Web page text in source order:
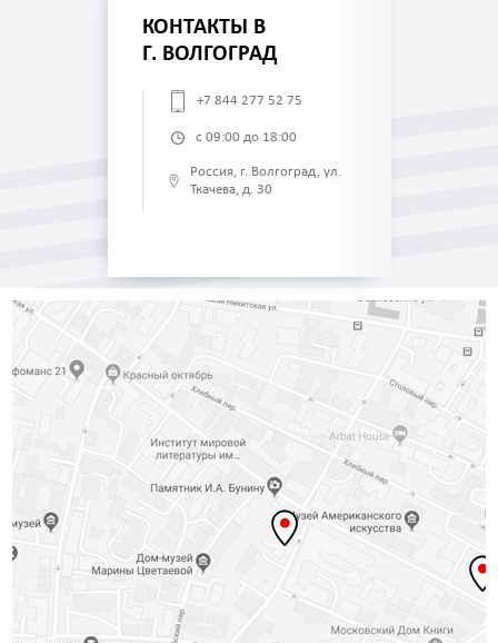
КОНТАКТЫ В
Г. ВОЛГОГРАД
+7 844 277 52 75
с 09:00 до 18:00
Россия, г. Волгоград, ул.
Ткачева, д. 30